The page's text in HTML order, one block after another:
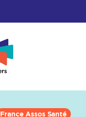
France Assos Santé